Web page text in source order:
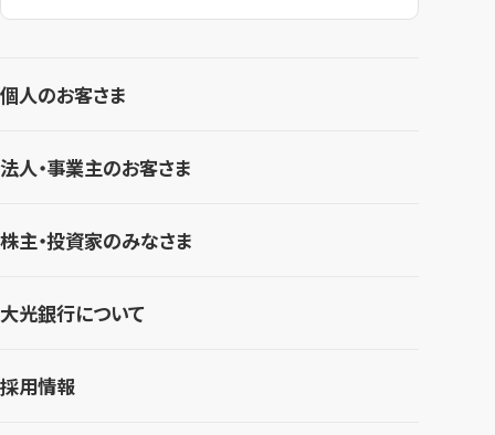
個人のお客さま
法人・事業主のお客さま
株主・投資家のみなさま
大光銀行について
採用情報